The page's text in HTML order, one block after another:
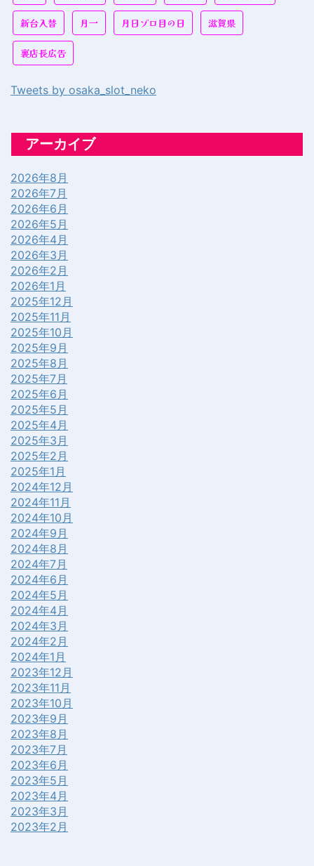
新台入替 月一 月日ゾロ目の日 滋賀県
裏店長広告
Tweets by osaka_slot_neko
アーカイブ
2026年8月
2026年7月
2026年6月
2026年5月
2026年4月
2026年3月
2026年2月
2026年1月
2025年12月
2025年11月
2025年10月
2025年9月
2025年8月
2025年7月
2025年6月
2025年5月
2025年4月
2025年3月
2025年2月
2025年1月
2024年12月
2024年11月
2024年10月
2024年9月
2024年8月
2024年7月
2024年6月
2024年5月
2024年4月
2024年3月
2024年2月
2024年1月
2023年12月
2023年11月
2023年10月
2023年9月
2023年8月
2023年7月
2023年6月
2023年5月
2023年4月
2023年3月
2023年2月